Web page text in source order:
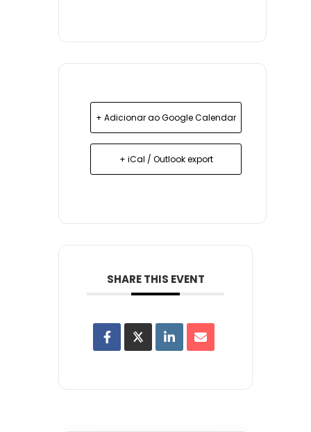
+ Adicionar ao Google Calendar
+ iCal / Outlook export
SHARE THIS EVENT